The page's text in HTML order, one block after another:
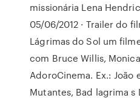
missionária Lena
05/06/2012 · Trailer do
Lágrimas do Sol um
com Bruce Willis,
AdoroCinema. Ex.: João
Mutantes, Bad lagrima s